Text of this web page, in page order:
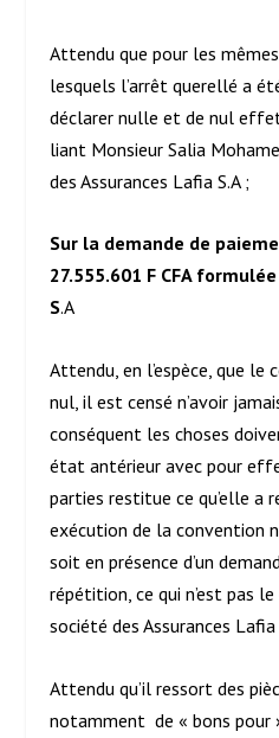
Attendu que pour les
lesquels l’arrêt querellé a
déclarer nulle et de nul
liant Monsieur Salia
des Assurances Lafia S.A ;
Sur la demande de
27.555.601 F CFA
S.A
Attendu, en l’espèce, que
nul, il est censé n’avoir
conséquent les choses
état antérieur avec pour
parties restitue ce qu’elle a
exécution de la convention
soit en présence d’un
répétition, ce qui n’est pas le
société des Assurances Lafia
Attendu qu’il ressort des
notamment de « bons pour